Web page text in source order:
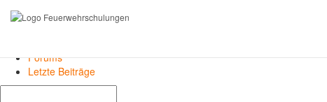
Forums
Letzte Beiträge